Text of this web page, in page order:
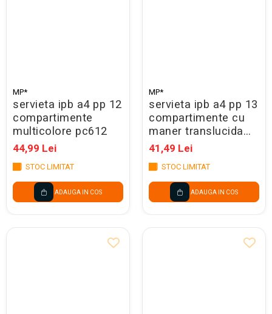
MP*
servieta ipb a4 pp 12
compartimente
multicolore pc612
44,99 Lei
STOC LIMITAT
ADAUGA IN COS
MP*
servieta ipb a4 pp 13
compartimente cu
maner translucida
culori asortate
pc345af
41,49 Lei
STOC LIMITAT
ADAUGA IN COS